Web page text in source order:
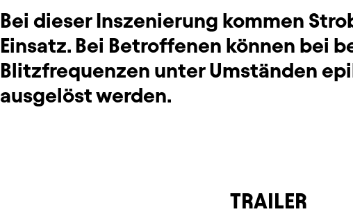
Bei dieser Inszenierung kommen
Einsatz. Bei Betroffenen können bei
Blitzfrequenzen unter Umständen
ausgelöst werden.
TRAILER